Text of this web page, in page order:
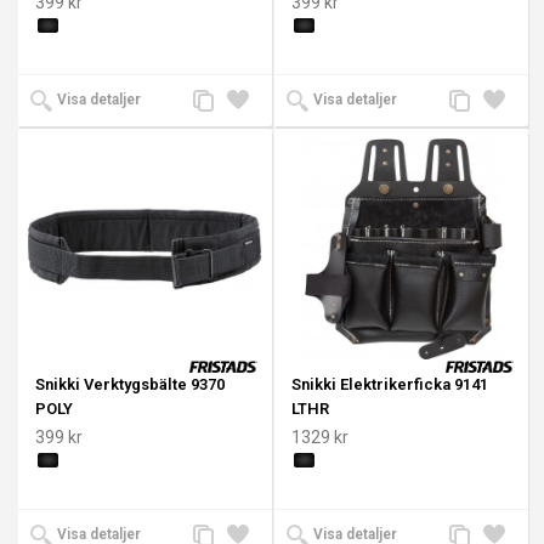
Visa detaljer
Lägg
till i
Lägg
till
Visa detaljer
Lägg
till i
Lägg
till
jämförelse
Snikki Verktygsbälte 9370
POLY
399 kr
Visa detaljer
Lägg
Lägg
Snikki Elektrikerficka 9141
LTHR
1329 kr
Visa detaljer
Lägg
Lägg